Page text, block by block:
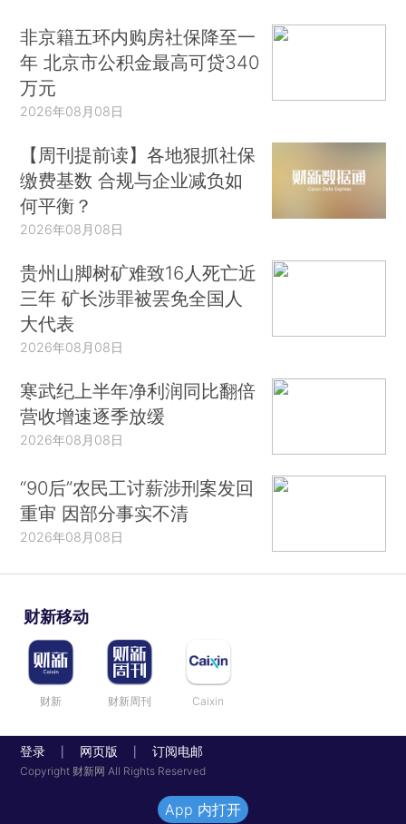
非京籍五环内购房社保降至一
年 北京市公积金最高可贷340
万元
2026年08月08日
【周刊提前读】各地狠抓社保
缴费基数 合规与企业减负如
何平衡？
2026年08月08日
贵州山脚树矿难致16人死亡近
三年 矿长涉罪被罢免全国人
大代表
2026年08月08日
寒武纪上半年净利润同比翻倍
营收增速逐季放缓
2026年08月08日
“90后”农民工讨薪涉刑案发回
重审 因部分事实不清
2026年08月08日
财新移动
财新 财新周刊 Caixin
登录 网页版 订阅电邮
Copyright 财新网 All Rights Reserved
App 内打开